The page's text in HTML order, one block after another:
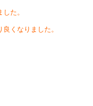
た。
くなりました。